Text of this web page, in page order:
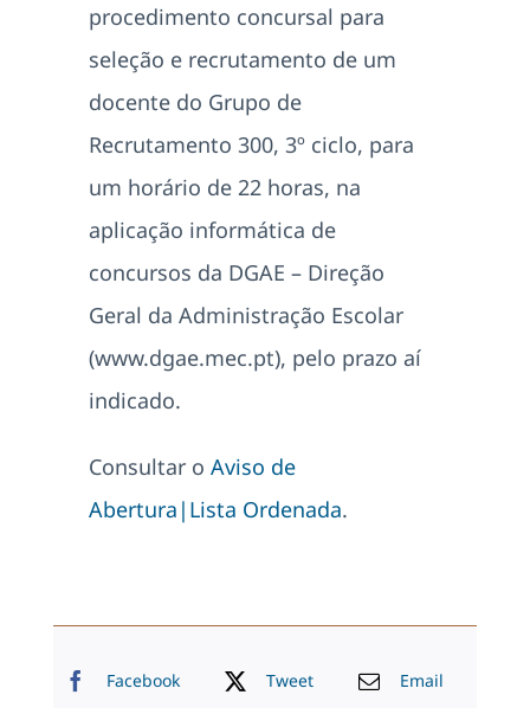
procedimento concursal para
seleção e recrutamento de um
docente do Grupo de
Recrutamento 300, 3º ciclo, para
um horário de 22 horas, na
aplicação informática de
concursos da DGAE – Direção
Geral da Administração Escolar
(www.dgae.mec.pt), pelo prazo aí
indicado.
Consultar o Aviso de
Abertura| Lista Ordenada.
Facebook Tweet Email